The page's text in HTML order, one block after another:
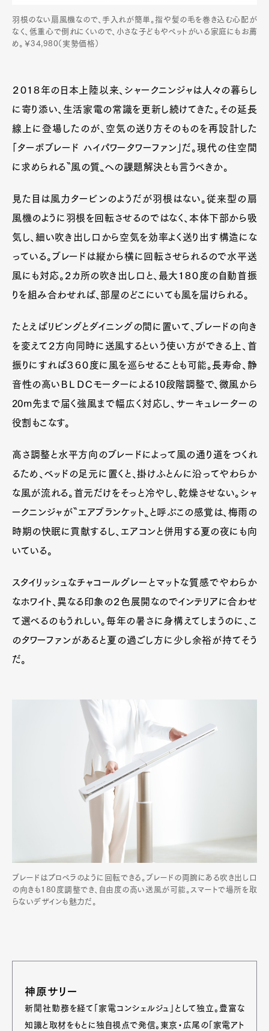
羽根のない扇風機なので、手入れが簡単。指や髪の毛を巻き込む心配が
なく、低重心で倒れにくいので、小さな子どもやペットがいる家庭にもお薦
め。￥34,980（実勢価格）
２０１８年の日本上陸以来、シャークニンジャは人々の暮らし
に寄り添い、生活家電の常識を更新し続けてきた。その延長
線上に登場したのが、空気の送り方そのものを再設計した
「ターボブレード ハイパワータワーファン」だ。現代の住空間
に求められる〝風の質〟への課題解決とも言うべきか。
見た目は風力タービンのようだが羽根はない。従来型の扇
風機のように羽根を回転させるのではなく、本体下部から吸
気し、細い吹き出し口から空気を効率よく送り出す構造にな
っている。ブレードは縦から横に回転させられるので水平送
風にも対応。２カ所の吹き出し口と、最大１８０度の自動首振
りを組み合わせれば、部屋のどこにいても風を届けられる。
たとえばリビングとダイニングの間に置いて、ブレードの向き
を変えて２方向同時に送風するという使い方ができる上、首
振りにすれば３６０度に風を巡らせることも可能。長寿命、静
音性の高いＢＬＤＣモーターによる10段階調整で、微風から
20m先まで届く強風まで幅広く対応し、サーキュレーターの
役割もこなす。
高さ調整と水平方向のブレードによって風の通り道をつくれ
るため、ベッドの足元に置くと、掛けふとんに沿ってやわらか
な風が流れる。首元だけをそっと冷やし、乾燥させない。シャ
ークニンジャが〝エアブランケット〟と呼ぶこの感覚は、梅雨の
時期の快眠に貢献するし、エアコンと併用する夏の夜にも向
いている。
スタイリッシュなチャコールグレーとマットな質感でやわらか
なホワイト、異なる印象の２色展開なのでインテリアに合わせ
て選べるのもうれしい。毎年の暑さに身構えてしまうのに、こ
のタワーファンがあると夏の過ごし方に少し余裕が持てそう
だ。
ブレードはプロペラのように回転できる。ブレードの両腕にある吹き出し口
の向きも180度調整でき、自由度の高い送風が可能。スマートで場所を取
らないデザインも魅力だ。
神原サリー
新聞社勤務を経て「家電コンシェルジュ」として独立。豊富な
知識と取材をもとに独自視点で発信。東京・広尾の「家電アト